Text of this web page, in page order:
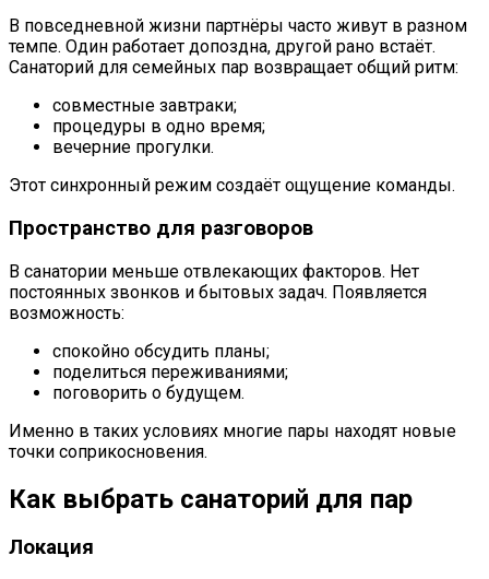
В повседневной жизни партнёры часто живут в разном
темпе. Один работает допоздна, другой рано встаёт.
Санаторий для семейных пар возвращает общий ритм:
совместные завтраки;
процедуры в одно время;
вечерние прогулки.
Этот синхронный режим создаёт ощущение команды.
Пространство для разговоров
В санатории меньше отвлекающих факторов. Нет
постоянных звонков и бытовых задач. Появляется
возможность:
спокойно обсудить планы;
поделиться переживаниями;
поговорить о будущем.
Именно в таких условиях многие пары находят новые
точки соприкосновения.
Как выбрать санаторий для пар
Локация